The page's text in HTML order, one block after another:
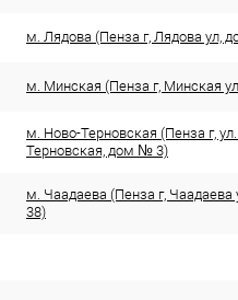
м. Лядова (Пенза г, Лядова ул,
м. Минская (Пенза г, Минская
м. Ново-Терновская (Пенза г,
Терновская, дом № 3)
м. Чаадаева (Пенза г,
38)